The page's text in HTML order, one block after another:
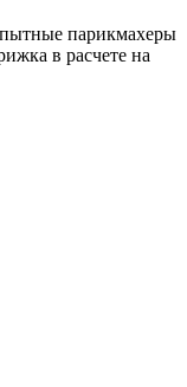
парикмахеры
в расчете на